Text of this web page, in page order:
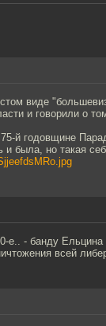
виде
и говорили о
й годовщине
и была, но такая
е.. - банду
всей